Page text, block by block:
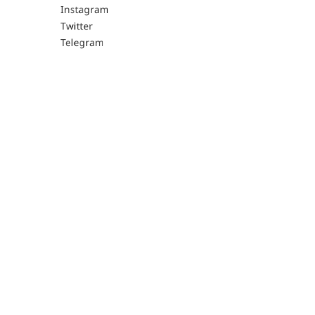
Instagram
Twitter
Telegram